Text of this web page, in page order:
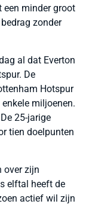
een minder groot
zonder
al dat Everton
De
Hotspur
miljoenen.
25-jarige
tien doelpunten
over zijn
elftal heeft de
actief wil zijn